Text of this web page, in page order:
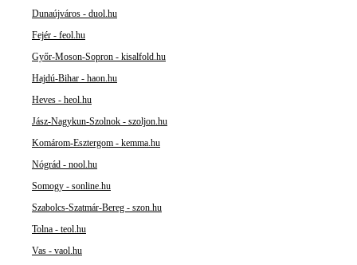
Dunaújváros - duol.hu
Fejér - feol.hu
Győr-Moson-Sopron - kisalfold.hu
Hajdú-Bihar - haon.hu
Heves - heol.hu
Jász-Nagykun-Szolnok - szoljon.hu
Komárom-Esztergom - kemma.hu
Nógrád - nool.hu
Somogy - sonline.hu
Szabolcs-Szatmár-Bereg - szon.hu
Tolna - teol.hu
Vas - vaol.hu